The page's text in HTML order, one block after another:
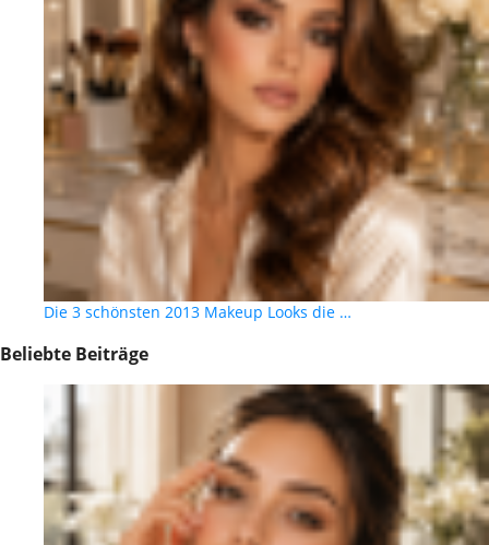
Die 3 schönsten 2013 Makeup Looks die …
Beliebte Beiträge